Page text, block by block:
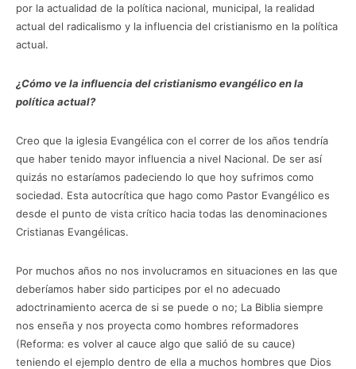
por la actualidad de la política nacional, municipal, la realidad
actual del radicalismo y la influencia del cristianismo en la política
actual.
¿Cómo ve la influencia del cristianismo evangélico en la
política actual?
Creo que la iglesia Evangélica con el correr de los años tendría
que haber tenido mayor influencia a nivel Nacional. De ser así
quizás no estaríamos padeciendo lo que hoy sufrimos como
sociedad. Esta autocrítica que hago como Pastor Evangélico es
desde el punto de vista crítico hacia todas las denominaciones
Cristianas Evangélicas.
Por muchos años no nos involucramos en situaciones en las que
deberíamos haber sido participes por el no adecuado
adoctrinamiento acerca de si se puede o no; La Biblia siempre
nos enseña y nos proyecta como hombres reformadores
(Reforma: es volver al cauce algo que salió de su cauce)
teniendo el ejemplo dentro de ella a muchos hombres que Dios